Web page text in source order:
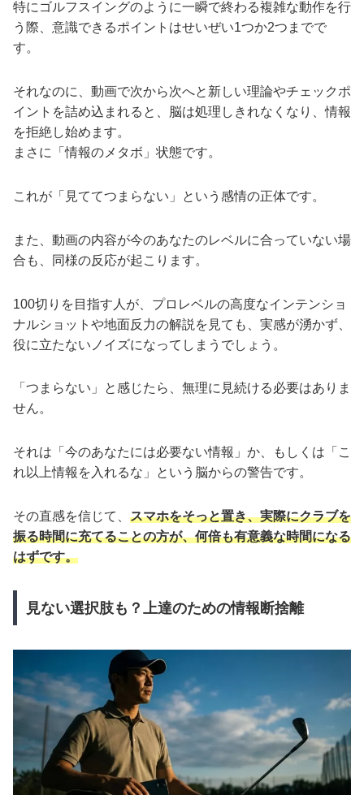
特にゴルフスイングのように一瞬で終わる複雑な動作を行
う際、意識できるポイントはせいぜい1つか2つまでで
す。
それなのに、動画で次から次へと新しい理論やチェックポ
イントを詰め込まれると、脳は処理しきれなくなり、情報
を拒絶し始めます。
まさに「情報のメタボ」状態です。
これが「見ててつまらない」という感情の正体です。
また、動画の内容が今のあなたのレベルに合っていない場
合も、同様の反応が起こります。
100切りを目指す人が、プロレベルの高度なインテンショ
ナルショットや地面反力の解説を見ても、実感が湧かず、
役に立たないノイズになってしまうでしょう。
「つまらない」と感じたら、無理に見続ける必要はありま
せん。
それは「今のあなたには必要ない情報」か、もしくは「こ
れ以上情報を入れるな」という脳からの警告です。
その直感を信じて、 スマホをそっと置き、実際にクラブを
振る時間に充てることの方が、何倍も有意義な時間になる
はずです。
見ない選択肢も？上達のための情報断捨離